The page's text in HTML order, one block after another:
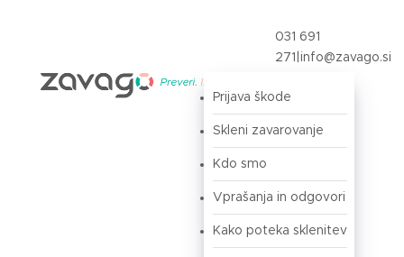
031 691
271 info@zavago.si
Prijava škode
Skleni zavarovanje
Kdo smo
Vprašanja in odgovori
Kako poteka sklenitev